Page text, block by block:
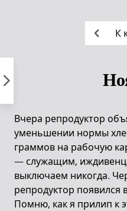
К
Вчера репродуктор
уменьшении нормы
граммов на рабочую
— служащим,
выключаем никогда.
репродуктор появился
Помню, как я прилип к